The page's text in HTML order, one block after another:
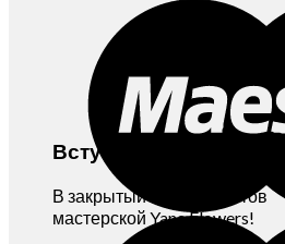
Вступайте!
В закрытый Клуб Клиентов
мастерской Yana Flowers!